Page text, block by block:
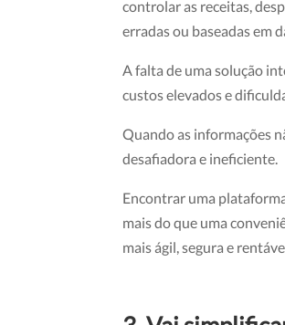
controlar as receitas,
erradas ou baseadas em
A falta de uma solução
custos elevados e
Quando as informações
desafiadora e ineficiente.
Encontrar uma
mais do que uma
mais ágil, segura e